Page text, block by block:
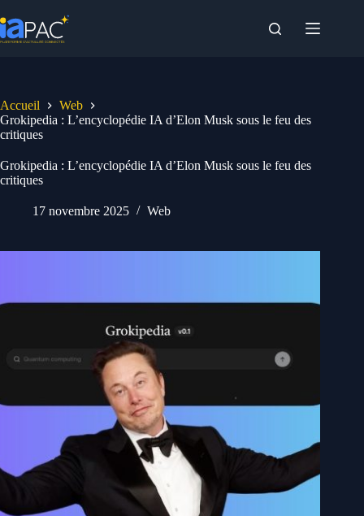
au
contenu
Accueil
Web
Grokipedia : L’encyclopédie IA d’Elon Musk sous le feu des
critiques
Grokipedia : L’encyclopédie IA d’Elon Musk sous le feu des
critiques
17 novembre 2025 Web